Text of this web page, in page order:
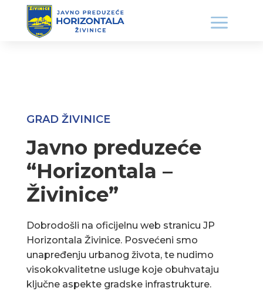
GRAD ŽIVINICE
Javno preduzeće
“Horizontala –
Živinice”
Dobrodošli na oficijelnu web stranicu JP
Horizontala Živinice. Posvećeni smo
unapređenju urbanog života, te nudimo
visokokvalitetne usluge koje obuhvataju
ključne aspekte gradske infrastrukture.